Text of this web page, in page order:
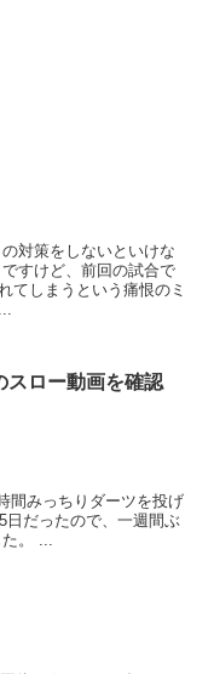
対策をしないといけな
すけど、前回の試合で
てしまうという痛恨のミ
スロー動画を確認
間みっちりダーツを投げ
日だったので、一週間ぶ
。 ...